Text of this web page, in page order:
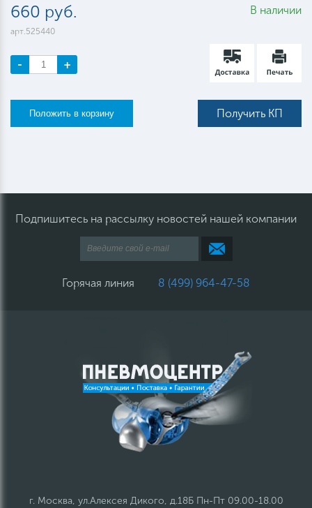
660 руб.
арт.525440
В наличии
- +
Получить КП
Подпишитесь на рассылку новостей нашей компании
Горячая линия 8 (499) 964-47-58
г. Москва, ул.Алексея Дикого, д.18Б Пн-Пт 09.00-18.00